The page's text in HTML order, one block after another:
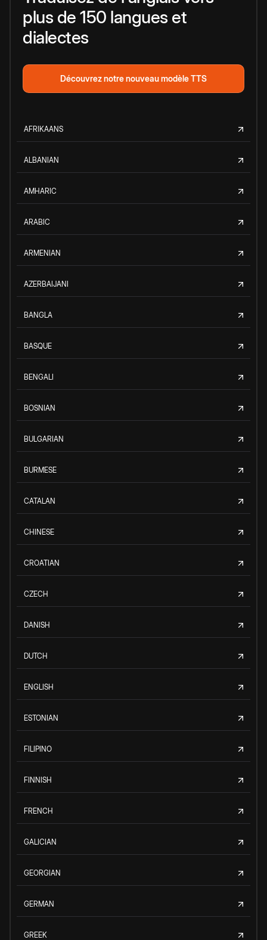
plus de 150 langues et
dialectes
Découvrez notre nouveau modèle TTS
AFRIKAANS
ALBANIAN
AMHARIC
ARABIC
ARMENIAN
AZERBAIJANI
BANGLA
BASQUE
BENGALI
BOSNIAN
BULGARIAN
BURMESE
CATALAN
CHINESE
CROATIAN
CZECH
DANISH
DUTCH
ENGLISH
ESTONIAN
FILIPINO
FINNISH
FRENCH
GALICIAN
GEORGIAN
GERMAN
GREEK